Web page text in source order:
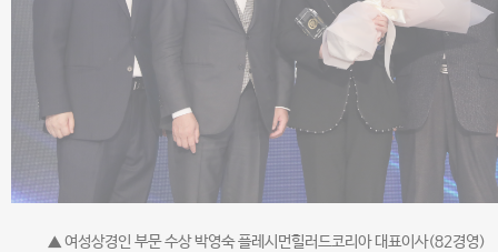
▲ 여성상경인 부문 수상 박영숙 플레시먼힐러드코리아 대표이사(82경영)